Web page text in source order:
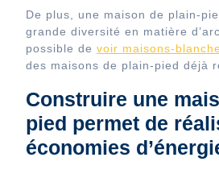
De plus, une maison de plain-
grande diversité en matière
possible de voir maisons-
des maisons de plain-pied déjà
Construire une
pied permet de
économies